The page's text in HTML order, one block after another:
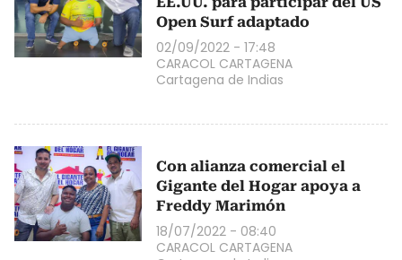
Open Surf adaptado
02/09/2022 - 17:48
CARACOL CARTAGENA
Cartagena de Indias
Con alianza comercial el
Gigante del Hogar apoya a
Freddy Marimón
18/07/2022 - 08:40
CARACOL CARTAGENA